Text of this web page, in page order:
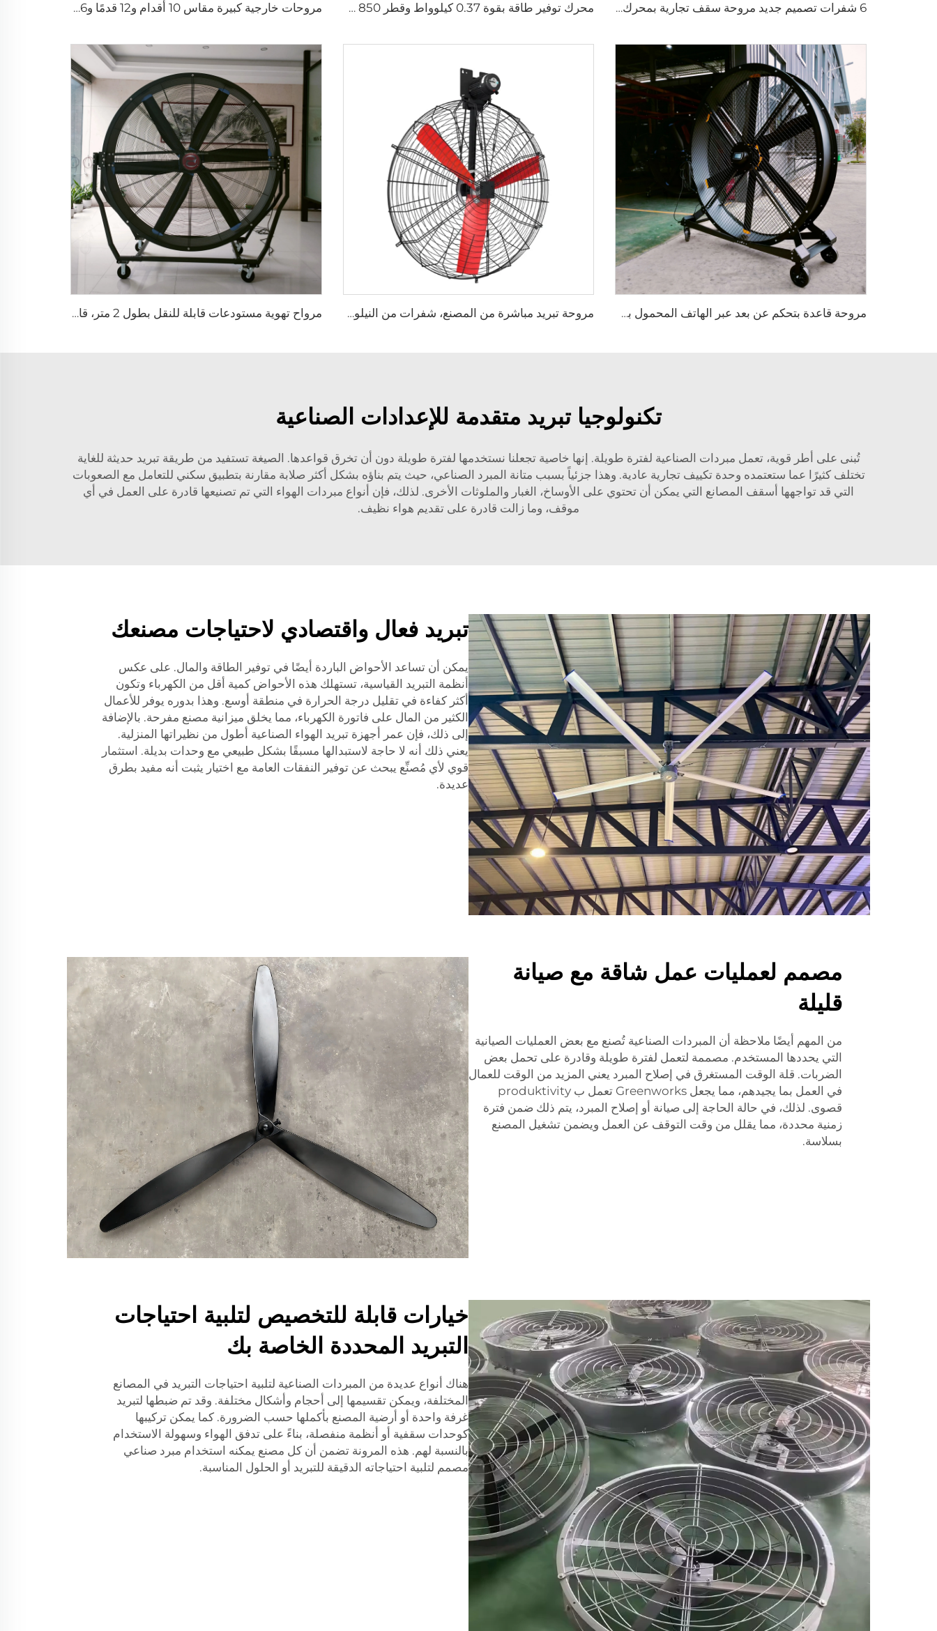
6 شفرات تصميم جديد مروحة سقف تجارية بمحرك AC محرك توفير طاقة بقوة 0.37 كيلوواط وقطر 850 مم مع توربينات من الألمنيوم لتوفير هواء نقي، يمكن تركيبه على الحائط أو تعليقه، مروحة تهوية دائرية مروحات خارجية كبيرة مقاس 10 أقدام و12 قدمًا و16 قدمًا و24 قدمًا بجهد 220 فولت بمحرك PMSM
مروحة قاعدة بتحكم عن بعد عبر الهاتف المحمول بجهد 220 فولت، قطر 80 بوصة، قابلة للحركة، هادئة، ارتفاع 2000 ملم، مصنوعة من الألمنيوم، مناسبة للاستخدام في المنزل مروحة تبريد مباشرة من المصنع، شفرات من النيلون، مناسبة لاستخدامها في مستودعات الألبان ومزارع الأبقار، مروحة صناعية للتهوية مرواح تهوية مستودعات قابلة للنقل بطول 2 متر، قابلة للتعديل لأعلى وأسفل للاستخدام الصناعي
تكنولوجيا تبريد متقدمة للإعدادات الصناعية
تُبنى على أطر قوية، تعمل مبردات الصناعية لفترة طويلة. إنها خاصية تجعلنا نستخدمها لفترة طويلة دون أن تخرق قواعدها. الصيغة تستفيد من طريقة تبريد حديثة للغاية
تختلف كثيرًا عما ستعتمده وحدة تكييف تجارية عادية. وهذا جزئياً بسبب متانة المبرد الصناعي، حيث يتم بناؤه بشكل أكثر صلابة مقارنة بتطبيق سكني للتعامل مع الصعوبات
التي قد تواجهها أسقف المصانع التي يمكن أن تحتوي على الأوساخ، الغبار والملوثات الأخرى. لذلك، فإن أنواع مبردات الهواء التي تم تصنيعها قادرة على العمل في أي
موقف، وما زالت قادرة على تقديم هواء نظيف.
تبريد فعال واقتصادي لاحتياجات مصنعك
يمكن أن تساعد الأحواض الباردة أيضًا في توفير الطاقة والمال. على عكس
أنظمة التبريد القياسية، تستهلك هذه الأحواض كمية أقل من الكهرباء وتكون
أكثر كفاءة في تقليل درجة الحرارة في منطقة أوسع. وهذا بدوره يوفر للأعمال
الكثير من المال على فاتورة الكهرباء، مما يخلق ميزانية مصنع مفرحة. بالإضافة
إلى ذلك، فإن عمر أجهزة تبريد الهواء الصناعية أطول من نظيراتها المنزلية.
يعني ذلك أنه لا حاجة لاستبدالها مسبقًا بشكل طبيعي مع وحدات بديلة. استثمار
قوي لأي مُصنِّع يبحث عن توفير النفقات العامة مع اختيار يثبت أنه مفيد بطرق
عديدة.
مصمم لعمليات عمل شاقة مع صيانة
قليلة
من المهم أيضًا ملاحظة أن المبردات الصناعية تُصنع مع بعض العمليات الصيانية
التي يحددها المستخدم. مصممة لتعمل لفترة طويلة وقادرة على تحمل بعض
الضربات. قلة الوقت المستغرق في إصلاح المبرد يعني المزيد من الوقت للعمال
في العمل بما يجيدهم، مما يجعل Greenworks تعمل ب produktivity
قصوى. لذلك، في حالة الحاجة إلى صيانة أو إصلاح المبرد، يتم ذلك ضمن فترة
زمنية محددة، مما يقلل من وقت التوقف عن العمل ويضمن تشغيل المصنع
بسلاسة.
خيارات قابلة للتخصيص لتلبية احتياجات
التبريد المحددة الخاصة بك
هناك أنواع عديدة من المبردات الصناعية لتلبية احتياجات التبريد في المصانع
المختلفة، ويمكن تقسيمها إلى أحجام وأشكال مختلفة. وقد تم ضبطها لتبريد
غرفة واحدة أو أرضية المصنع بأكملها حسب الضرورة. كما يمكن تركيبها
كوحدات سقفية أو أنظمة منفصلة، بناءً على تدفق الهواء وسهولة الاستخدام
بالنسبة لهم. هذه المرونة تضمن أن كل مصنع يمكنه استخدام مبرد صناعي
مصمم لتلبية احتياجاته الدقيقة للتبريد أو الحلول المناسبة.